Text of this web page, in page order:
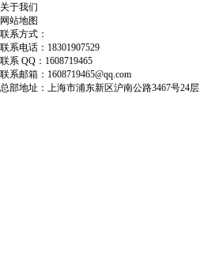
关于我们
网站地图
联系方式：
联系电话：18301907529
联系 QQ：1608719465
联系邮箱：1608719465@qq.com
总部地址：上海市浦东新区沪南公路3467号24层